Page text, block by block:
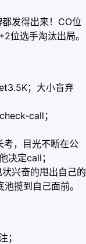
发得出来！CO位
位选手淘汰出局。
；大小盲弃
call；
，目光不断在公
决定call；
兴奋的甩出自己的
揽到自己面前。
；